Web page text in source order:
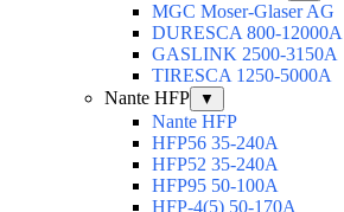
MGC Moser-Glaser AG
DURESCA 800-12000А
GASLINK 2500-3150А
TIRESCA 1250-5000А
Nante HFP
▼
Nante HFP
HFP56 35-240A
HFP52 35-240A
HFP95 50-100A
HFP-4(5) 50-170A